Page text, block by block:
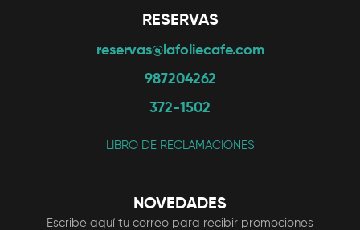
RESERVAS
reservas@lafoliecafe.com
987204262
372-1502
LIBRO DE RECLAMACIONES
NOVEDADES
Escribe aquí tu correo para recibir promociones